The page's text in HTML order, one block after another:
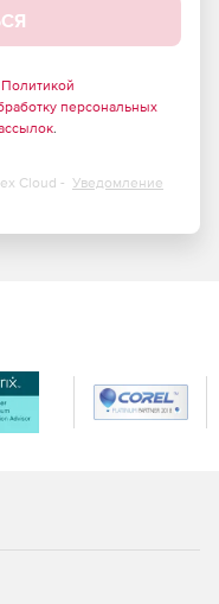
и ноутбуков с ОС
компьютера, где
поддержка
один сервер и
поддержка
хранилищ.
защищать до двух
Retrospect. Редакция
Политикой
персональных
.
Cloud - Уведомление